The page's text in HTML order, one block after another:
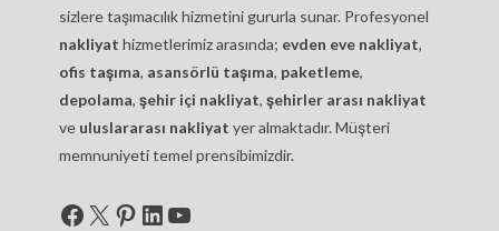
sizlere taşımacılık hizmetini gururla sunar. Profesyonel
nakliyat hizmetlerimiz arasında; evden eve nakliyat,
ofis taşıma, asansörlü taşıma, paketleme,
depolama,şehir içi nakliyat,şehirler arası nakliyat
ve uluslararası nakliyat yer almaktadır. Müşteri
memnuniyeti temel prensibimizdir.
Facebook
X Pinterest
LinkedIn
YouTube